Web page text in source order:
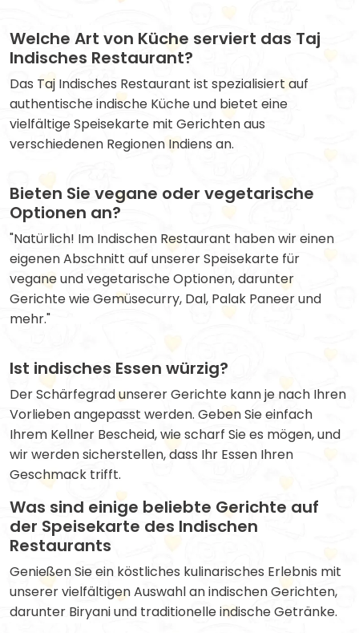
Welche Art von Küche serviert das Taj
Indisches Restaurant?
Das Taj Indisches Restaurant ist spezialisiert auf
authentische indische Küche und bietet eine
vielfältige Speisekarte mit Gerichten aus
verschiedenen Regionen Indiens an.
Bieten Sie vegane oder vegetarische
Optionen an?
"Natürlich! Im Indischen Restaurant haben wir einen
eigenen Abschnitt auf unserer Speisekarte für
vegane und vegetarische Optionen, darunter
Gerichte wie Gemüsecurry, Dal, Palak Paneer und
mehr."
Ist indisches Essen würzig?
Der Schärfegrad unserer Gerichte kann je nach Ihren
Vorlieben angepasst werden. Geben Sie einfach
Ihrem Kellner Bescheid, wie scharf Sie es mögen, und
wir werden sicherstellen, dass Ihr Essen Ihren
Geschmack trifft.
Was sind einige beliebte Gerichte auf
der Speisekarte des Indischen
Restaurants
Genießen Sie ein köstliches kulinarisches Erlebnis mit
unserer vielfältigen Auswahl an indischen Gerichten,
darunter Biryani und traditionelle indische Getränke.